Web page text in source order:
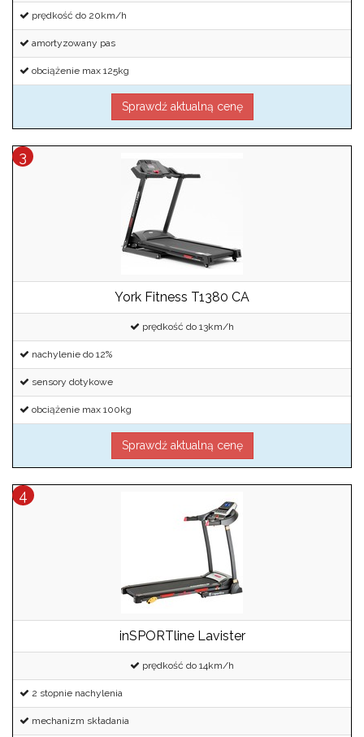
prędkość do 20km/h
amortyzowany pas
obciążenie max 125kg
Sprawdź aktualną cenę
York Fitness T1380 CA
prędkość do 13km/h
nachylenie do 12%
sensory dotykowe
obciążenie max 100kg
Sprawdź aktualną cenę
inSPORTline Lavister
prędkość do 14km/h
2 stopnie nachylenia
mechanizm składania